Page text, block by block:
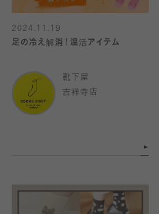
2024.11.19
足の冷え解消！温活アイテム
靴下屋
吉祥寺店